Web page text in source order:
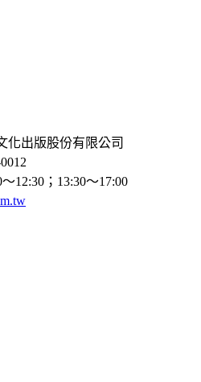
化出版股份有限公司
12:30；13:30～17:00